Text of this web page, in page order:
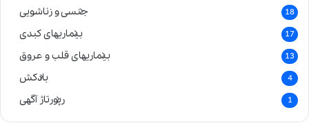
جنسی و زناشویی 18
بیماریهای کبدی 17
بیماریهای قلب و عروق 13
بادکش 4
رپورتاژ آگهی 1